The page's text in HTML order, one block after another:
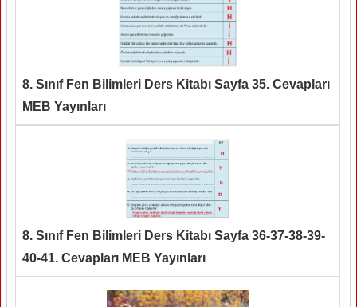
8. Sınıf Fen Bilimleri Ders Kitabı Sayfa 35. Cevapları
MEB Yayınları
8. Sınıf Fen Bilimleri Ders Kitabı Sayfa 36-37-38-39-
40-41. Cevapları MEB Yayınları